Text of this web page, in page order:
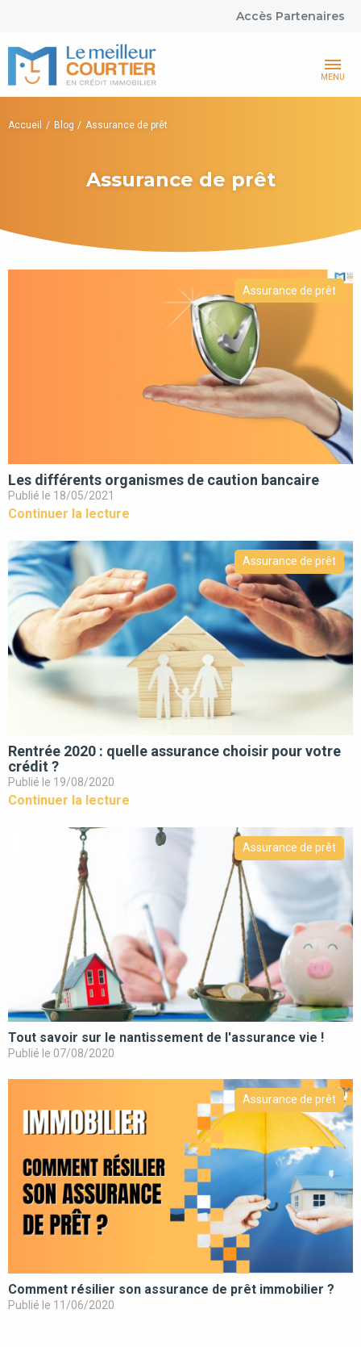
Accès Partenaires
MENU
Accueil Blog Assurance de prêt
Assurance de prêt
Assurance de prêt
Les différents organismes de caution bancaire
Publié le 18/05/2021
Continuer la lecture
Assurance de prêt
Rentrée 2020 : quelle assurance choisir pour votre
crédit ?
Publié le 19/08/2020
Continuer la lecture
Assurance de prêt
Tout savoir sur le nantissement de l'assurance vie !
Publié le 07/08/2020
Assurance de prêt
Comment résilier son assurance de prêt immobilier ?
Publié le 11/06/2020